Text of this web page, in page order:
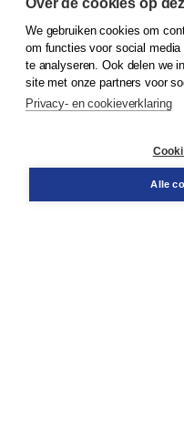
© 2026Koninklijke Boom
Klantenservice
Service & informatie
Contact
Over de cookies op
We gebruiken cookies om
om functies voor social
te analyseren. Ook delen we
site met onze partners voor
Privacy- en cookieverklaring
Alle